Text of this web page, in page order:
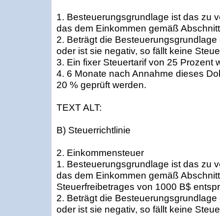
1. Besteuerungsgrundlage ist das zu
das dem Einkommen gemäß
2. Beträgt die
oder ist sie negativ, so fällt keine
3. Ein fixer Steuertarif von 25 Prozent
4. 6 Monate nach Annahme dieses
20 % geprüft werden.
TEXT ALT:
B) Steuerrichtlinie
2. Einkommensteuer
1. Besteuerungsgrundlage ist das zu
das dem Einkommen gemäß
Steuerfreibetrages von 1000 B$
2. Beträgt die
oder ist sie negativ, so fällt keine